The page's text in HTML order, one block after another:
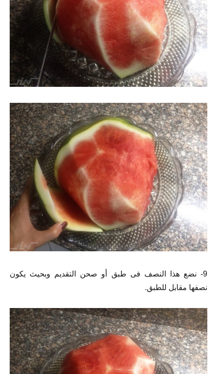
9- نضع هذا النصف فى طبق أو صحن التقديم وبحيث يكون
نصفها مقابل للطبق.